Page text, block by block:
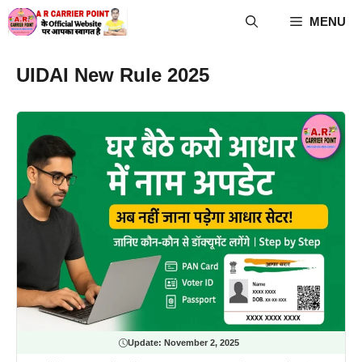
Skip
to
MENU
UIDAI New Rule 2025
Update: November 2, 2025